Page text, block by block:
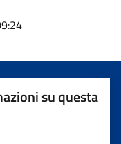
su questa